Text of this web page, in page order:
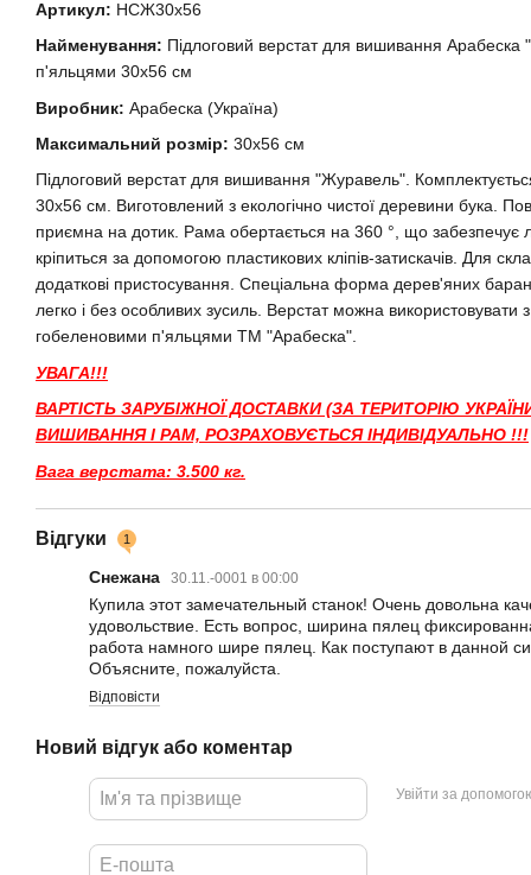
Артикул: НСЖ30х56
Найменування: Підлоговий верстат для вишивання
п'яльцями 30х56 см
Виробник: Арабеска (Україна)
Максимальний розмір: 30х56 см
Підлоговий верстат для вишивання "Журавель".
30х56 см. Виготовлений з екологічно чистої деревини бука.
приємна на дотик. Рама обертається на 360 °, що забезпечує
кріпиться за допомогою пластикових кліпів-затискачів. Для
додаткові пристосування. Спеціальна форма дерев'яних
легко і без особливих зусиль. Верстат можна використовувати
гобеленовими п'яльцями ТМ "Арабеска".
УВАГА!!!
ВАРТІСТЬ ЗАРУБІЖНОЇ ДОСТАВКИ (ЗА ТЕРИТОРІЮ
ВИШИВАННЯ І РАМ, РОЗРАХОВУЄТЬСЯ ІНДИВІДУАЛЬНО !!!
Вага верстата: 3.500 кг.
Відгуки 1
Снежана 30.11.-0001 в 00:00
Купила этот замечательный станок! Очень довольна
удовольствие. Есть вопрос, ширина пялец
работа намного шире пялец. Как поступают в данной
Объясните, пожалуйста.
Відповісти
Новий відгук або коментар
Увійти за